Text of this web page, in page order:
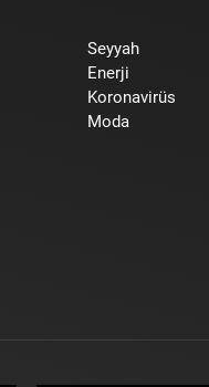
Seyyah
Enerji
Koronavirüs
Moda